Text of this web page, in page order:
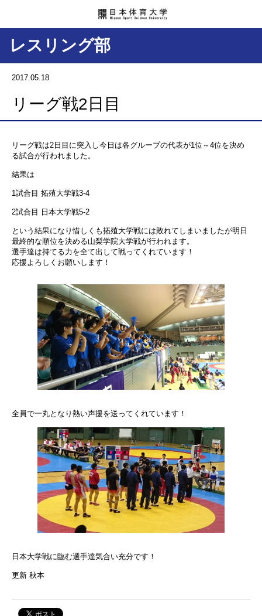
レスリング部
2017.05.18
リーグ戦2日目
リーグ戦は2日目に突入し今日は各グループの代表が1位～4位を決め
る試合が行われました。
結果は
1試合目 拓殖大学戦3-4
2試合目 日本大学戦5-2
という結果になり惜しくも拓殖大学戦には敗れてしまいましたが明日
最終的な順位を決める山梨学院大学戦が行われます。
選手達は持てる力を全て出して戦ってくれています！
応援よろしくお願いします！
全員で一丸となり熱い声援を送ってくれています！
日本大学戦に臨む選手達気合い充分です！
更新 秋本